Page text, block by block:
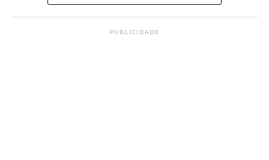
PUBLICIDADE